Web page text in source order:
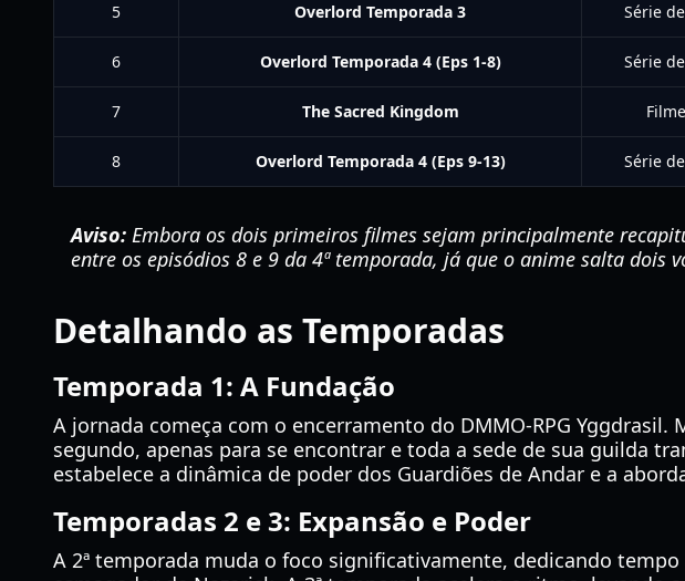
5 Overlord Temporada 3 Série
6 Overlord Temporada 4 (Eps 1-8) Série
7 The Sacred Kingdom Filme
8 Overlord Temporada 4 (Eps 9-13) Série
Aviso: Embora os dois primeiros filmes sejam principalmente
entre os episódios 8 e 9 da 4ª temporada, já que o anime salta dois
Detalhando as Temporadas
Temporada 1: A Fundação
A jornada começa com o encerramento do DMMO-RPG
segundo, apenas para se encontrar e toda a sede de sua guilda
estabelece a dinâmica de poder dos Guardiões de Andar e a
Temporadas 2 e 3: Expansão e Poder
A 2ª temporada muda o foco significativamente, dedicando